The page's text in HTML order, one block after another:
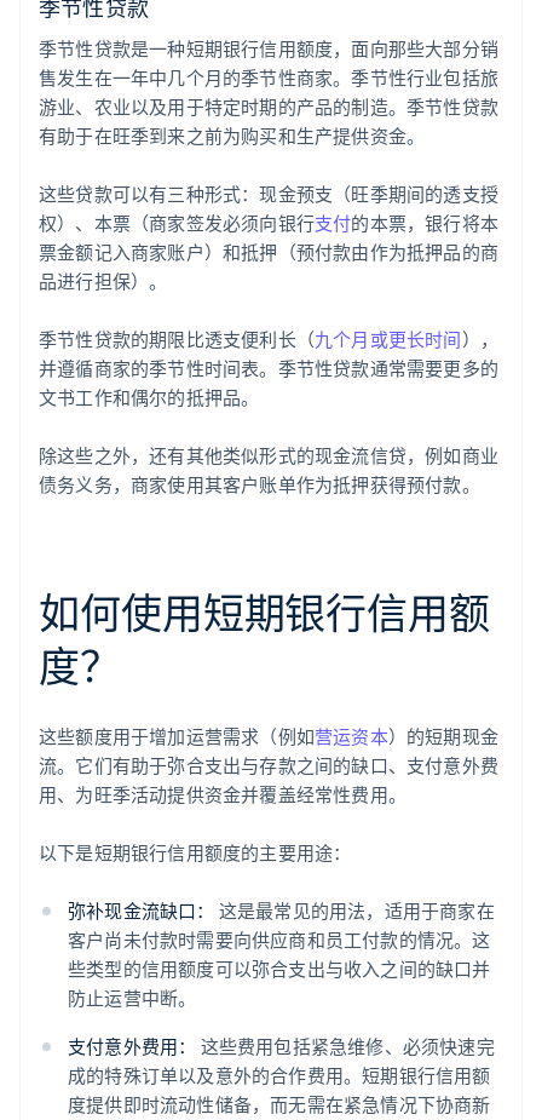
季节性贷款
季节性贷款是一种短期银行信用额度，面向那些大部分销
售发生在一年中几个月的季节性商家。季节性行业包括旅
游业、农业以及用于特定时期的产品的制造。季节性贷款
有助于在旺季到来之前为购买和生产提供资金。
这些贷款可以有三种形式：现金预支（旺季期间的透支授
权）、本票（商家签发必须向银行支付的本票，银行将本
票金额记入商家账户）和抵押（预付款由作为抵押品的商
品进行担保）。
季节性贷款的期限比透支便利长（九个月或更长时间），
并遵循商家的季节性时间表。季节性贷款通常需要更多的
文书工作和偶尔的抵押品。
除这些之外，还有其他类似形式的现金流信贷，例如商业
债务义务，商家使用其客户账单作为抵押获得预付款。
如何使用短期银行信用额
度？
这些额度用于增加运营需求（例如营运资本）的短期现金
流。它们有助于弥合支出与存款之间的缺口、支付意外费
用、为旺季活动提供资金并覆盖经常性费用。
以下是短期银行信用额度的主要用途：
弥补现金流缺口：
这是最常见的用法，适用于商家在
客户尚未付款时需要向供应商和员工付款的情况。这
些类型的信用额度可以弥合支出与收入之间的缺口并
防止运营中断。
支付意外费用：
这些费用包括紧急维修、必须快速完
成的特殊订单以及意外的合作费用。短期银行信用额
度提供即时流动性储备，而无需在紧急情况下协商新